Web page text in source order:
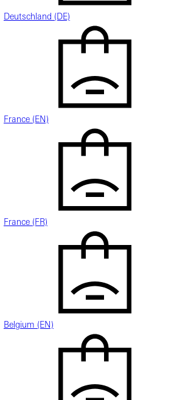
Deutschland (DE)
France (EN)
France (FR)
Belgium (EN)